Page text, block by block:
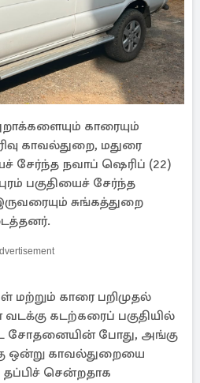
காரையும்
காவல்துறை, மதுரை
சேர்ந்த நவாப் ஷெரிப் (22)
பகுதியைச் சேர்ந்த
சுங்கத்துறை
மற்றும் காரை பறிமுதல்
கடற்கரைப் பகுதியில்
போது, அங்கு
ஒன்று காவல்துறையை
சென்றதாக